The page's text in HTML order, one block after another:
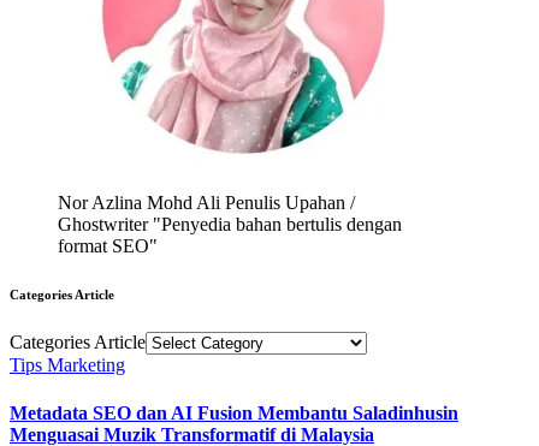
Nor Azlina Mohd Ali Penulis Upahan /
Ghostwriter "Penyedia bahan bertulis dengan
format SEO"
Categories Article
Categories Article
Tips Marketing
Metadata SEO dan AI Fusion Membantu Saladinhusin
Menguasai Muzik Transformatif di Malaysia